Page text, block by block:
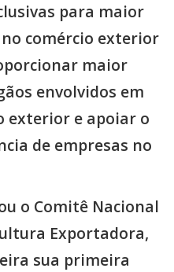
para maior
comércio exterior
maior
envolvidos em
exterior e apoiar o
de empresas no
o Comitê Nacional
Exportadora,
sua primeira